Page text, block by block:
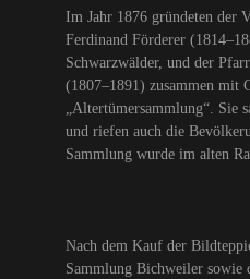
Im Jahr 1876 gründeten der
Ferdinand Förderer
Schwarzwälder, und der
(1807–1891) zusammen mit
„Altertümersammlung“. Sie
und riefen auch die
Sammlung wurde im alten
Nach dem Kauf der
Sammlung Bichweiler sowie